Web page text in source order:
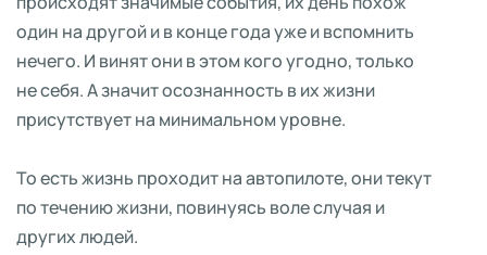
один на другой и в конце года уже и вспомнить
нечего. И винят они в этом кого угодно, только
не себя. А значит осознанность в их жизни
присутствует на минимальном уровне.
То есть жизнь проходит на автопилоте, они текут
по течению жизни, повинуясь воле случая и
других людей.